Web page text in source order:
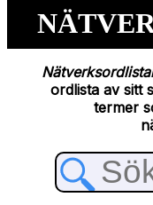
ordlista av sitt
termer